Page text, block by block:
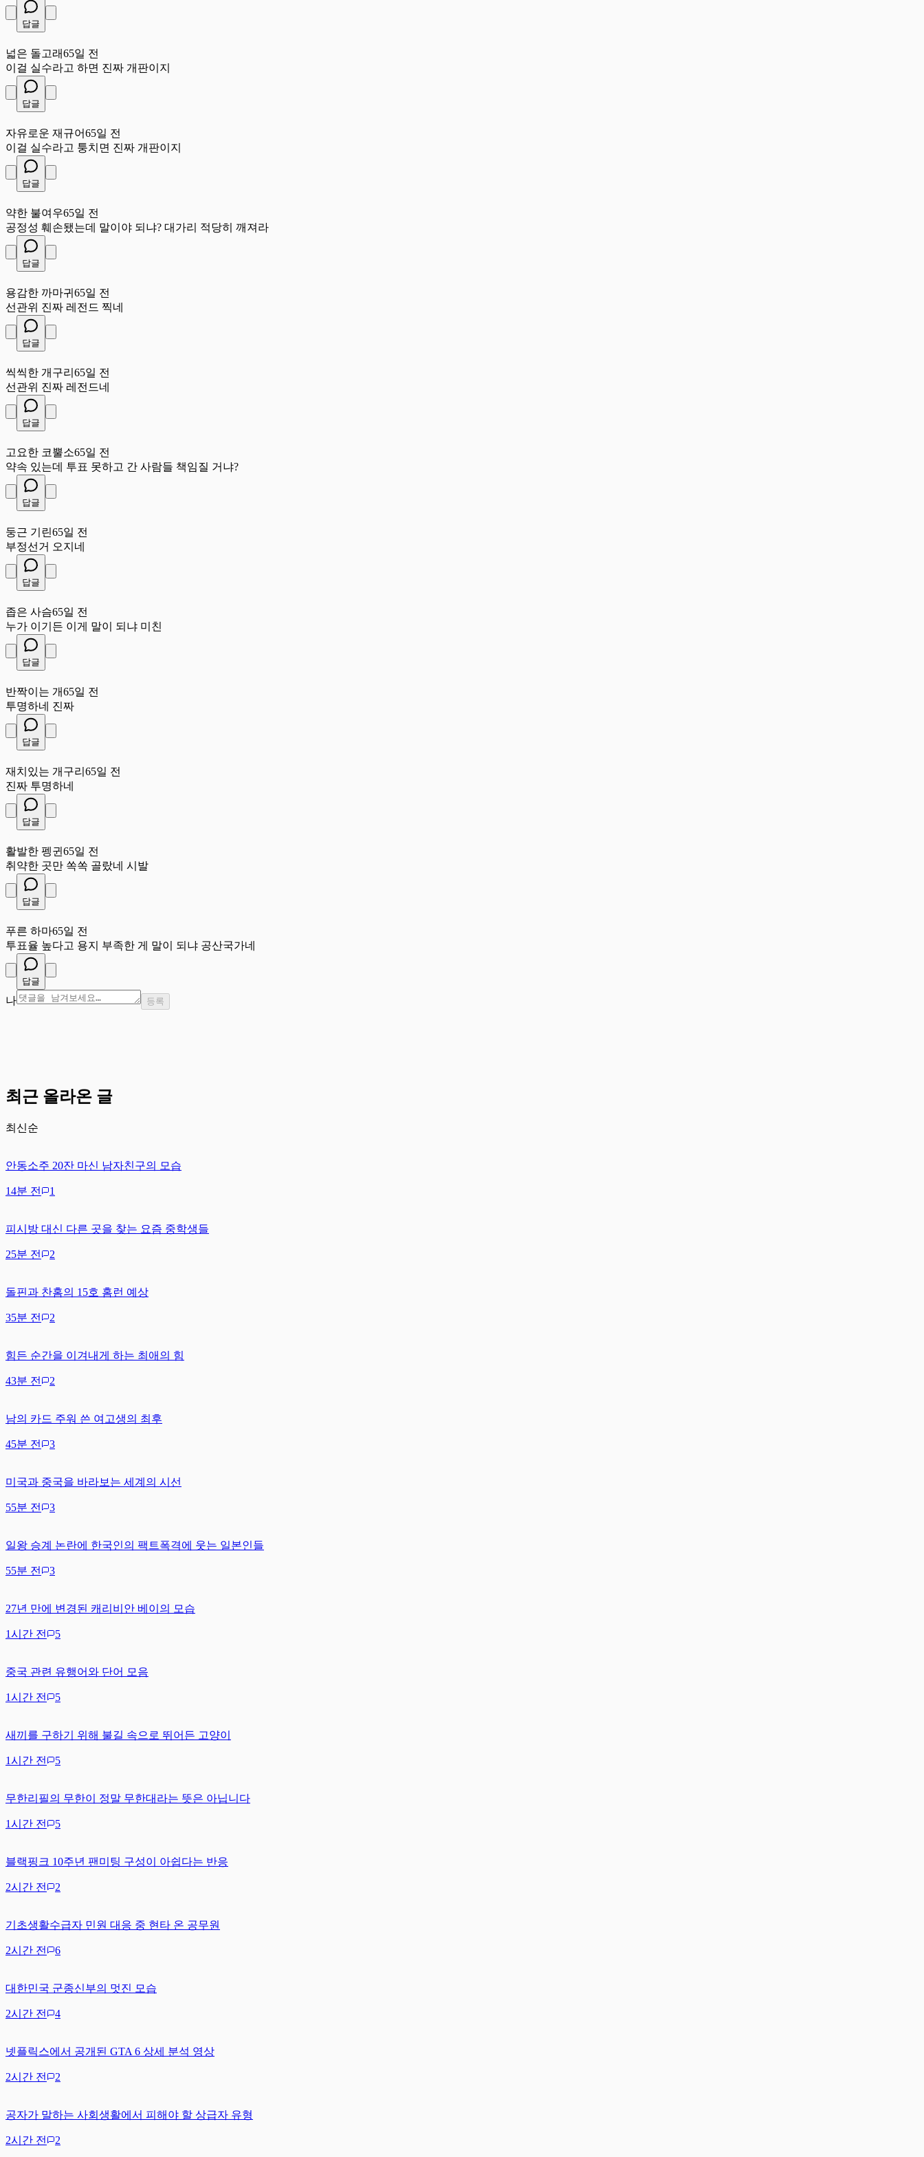
답글
넓은 돌고래65일 전
이걸 실수라고 하면 진짜 개판이지
답글
자유로운 재규어65일 전
이걸 실수라고 퉁치면 진짜 개판이지
답글
약한 불여우65일 전
공정성 훼손됐는데 말이야 되냐? 대가리 적당히 깨져라
답글
용감한 까마귀 65일 전
선관위 진짜 레전드 찍네
답글
씩씩한 개구리 65일 전
선관위 진짜 레전드네
답글
고요한 코뿔소65일 전
약속 있는데 투표 못하고 간 사람들 책임질 거냐?
답글
둥근 기린65일 전
부정선거 오지네
답글
좁은 사슴65일 전
누가 이기든 이게 말이 되냐 미친
답글
반짝이는 개65일 전
투명하네 진짜
답글
재치있는 개구리 65일 전
진짜 투명하네
답글
활발한 펭귄 65일 전
취약한 곳만 쏙쏙 골랐네 시발
답글
푸른 하마65일 전
투표율 높다고 용지 부족한 게 말이 되냐 공산국가네
답글
나 등록
최근 올라온 글
최신순
안동소주 20잔 마신 남자친구의 모습
14분 전 1
피시방 대신 다른 곳을 찾는 요즘 중학생들
25분 전 2
돌핀과 찬홈의 15호 홈런 예상
35분 전 2
힘든 순간을 이겨내게 하는 최애의 힘
43분 전 2
남의 카드 주워 쓴 여고생의 최후
45분 전 3
미국과 중국을 바라보는 세계의 시선
55분 전 3
일왕 승계 논란에 한국인의 팩트폭격에 웃는 일본인들
55분 전 3
27년 만에 변경된 캐리비안 베이의 모습
1시간 전 5
중국 관련 유행어와 단어 모음
1시간 전 5
새끼를 구하기 위해 불길 속으로 뛰어든 고양이
1시간 전 5
무한리필의 무한이 정말 무한대라는 뜻은 아닙니다
1시간 전 5
블랙핑크 10주년 팬미팅 구성이 아쉽다는 반응
2시간 전 2
기초생활수급자 민원 대응 중 현타 온 공무원
2시간 전 6
대한민국 군종신부의 멋진 모습
2시간 전 4
넷플릭스에서 공개된 GTA 6 상세 분석 영상
2시간 전 2
공자가 말하는 사회생활에서 피해야 할 상급자 유형
2시간 전 2